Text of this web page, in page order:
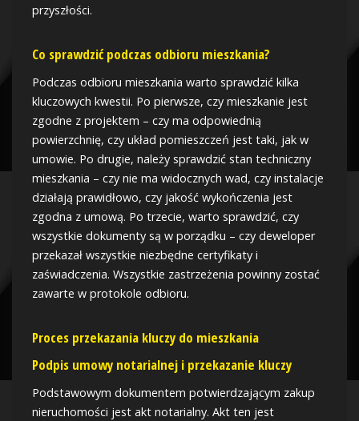
przyszłości.
Co sprawdzić podczas odbioru mieszkania?
Podczas odbioru mieszkania warto sprawdzić kilka
kluczowych kwestii. Po pierwsze, czy mieszkanie jest
zgodne z projektem – czy ma odpowiednią
powierzchnię, czy układ pomieszczeń jest taki, jak w
umowie. Po drugie, należy sprawdzić stan techniczny
mieszkania – czy nie ma widocznych wad, czy instalacje
działają prawidłowo, czy jakość wykończenia jest
zgodna z umową. Po trzecie, warto sprawdzić, czy
wszystkie dokumenty są w porządku – czy deweloper
przekazał wszystkie niezbędne certyfikaty i
zaświadczenia. Wszystkie zastrzeżenia powinny zostać
zawarte w protokole odbioru.
Proces przekazania kluczy do mieszkania
Podpis umowy notarialnej i przekazanie kluczy
Podstawowym dokumentem potwierdzającym zakup
nieruchomości jest akt notarialny. Akt ten jest